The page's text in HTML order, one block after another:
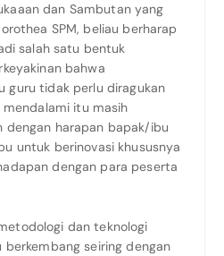
dan Sambutan yang
SPM, beliau berharap
salah satu bentuk
bahwa
guru tidak perlu diragukan
itu masih
dengan harapan bapak/ibu
untuk berinovasi khususnya
dengan para peserta
dan teknologi
berkembang seiring dengan